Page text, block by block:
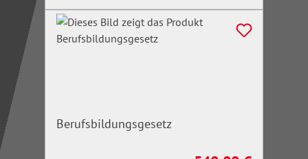
Berufsbildungsgesetz